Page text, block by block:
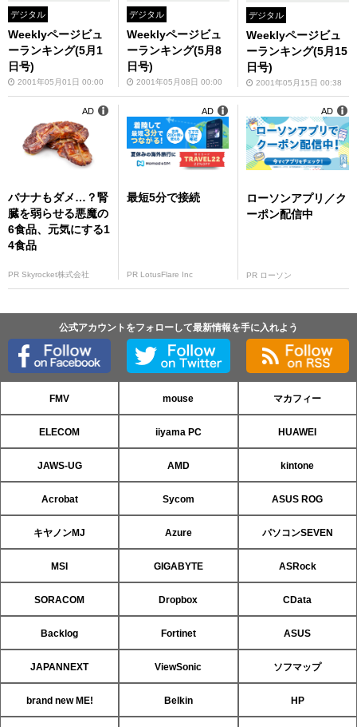
デジタル
Weeklyページビュ
ーランキング(5月1
日号)
2001年05月01日 00:00
デジタル
Weeklyページビュ
ーランキング(5月8
日号)
2001年05月08日 00:00
デジタル
Weeklyページビュ
ーランキング(5月15
日号)
2001年05月15日 00:38
バナナもダメ…？腎
臓を弱らせる悪魔の
6食品、元気にする1
4食品
PR Skyrocket株式会社
AD
最短5分で接続
PR LotusFlare Inc
AD
ローソンアプリ／ク
ーポン配信中
PR ローソン
AD
公式アカウントをフォローして最新情報を手に入れよう
FMV mouse マカフィー
ELECOM iiyama PC HUAWEI
JAWS-UG AMD kintone
Acrobat Sycom ASUS ROG
キヤノンMJ Azure パソコンSEVEN
MSI GIGABYTE ASRock
SORACOM Dropbox CData
Backlog Fortinet ASUS
JAPANNEXT ViewSonic ソフマップ
brand new ME! Belkin HP